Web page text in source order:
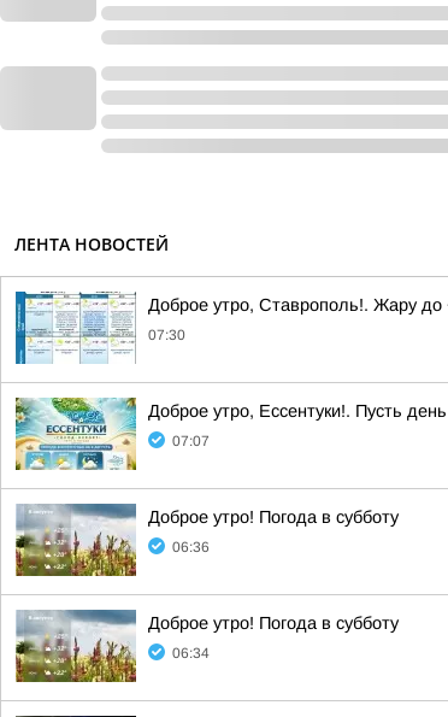
ЛЕНТА НОВОСТЕЙ
Доброе утро, Ставрополь!. Жару до
07:30
Доброе утро, Ессентуки!. Пусть
07:07
Доброе утро! Погода в субботу
06:36
Доброе утро! Погода в субботу
06:34